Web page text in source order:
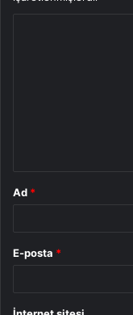
Ad *
E-posta *